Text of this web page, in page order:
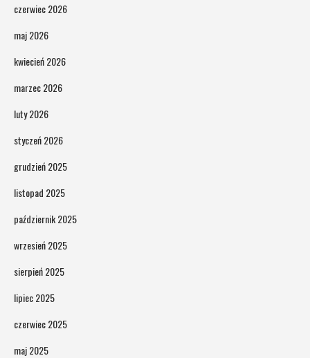
czerwiec 2026
maj 2026
kwiecień 2026
marzec 2026
luty 2026
styczeń 2026
grudzień 2025
listopad 2025
październik 2025
wrzesień 2025
sierpień 2025
lipiec 2025
czerwiec 2025
maj 2025